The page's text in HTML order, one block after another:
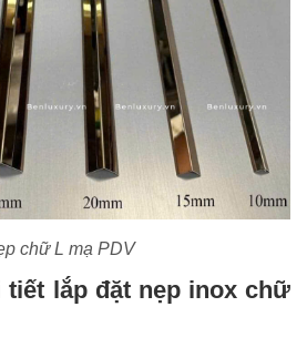
chữ L mạ PDV
lắp đặt nẹp inox chữ